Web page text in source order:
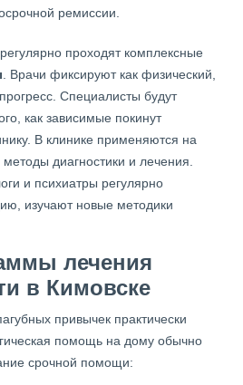
ремиссии.
проходят комплексные
. Врачи фиксируют как физический,
Специалисты будут
как зависимые покинут
В клинике применяются на
диагностики и лечения.
и психиатры регулярно
изучают новые методики
лечения
в Кимовске
привычек практически
помощь на дому обычно
срочной помощи: